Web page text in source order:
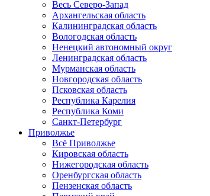
Весь Северо-Запад
Архангельская область
Калининградская область
Вологодская область
Ненецкий автономный округ
Ленинградская область
Мурманская область
Новгородская область
Псковская область
Республика Карелия
Республика Коми
Санкт-Петербург
Приволжье
Всё Приволжье
Кировская область
Нижегородская область
Оренбургская область
Пензенская область